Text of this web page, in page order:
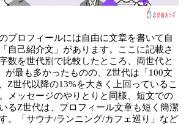
プロフィールには自由に文章を書いて自
自己紹介文」があります。ここに記載さ
数を世代別で比較したところ、両世代と
が最も多かったものの、Z世代は「100文
Z世代以降の13%を大きく上回っているこ
メッセージのやりとりと同様、短文での
るZ世代は、プロフィール文章も短く簡潔
。「サウナ/ランニング/カフェ巡り」など